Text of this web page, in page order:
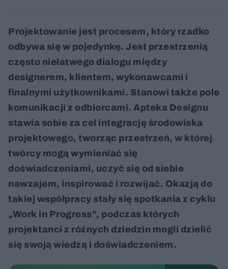
Projektowanie jest procesem, który rzadko
odbywa się w pojedynkę. Jest przestrzenią
często niełatwego dialogu między
designerem, klientem, wykonawcami i
finalnymi użytkownikami. Stanowi także pole
komunikacji z odbiorcami. Apteka Designu
stawia sobie za cel integrację środowiska
projektowego, tworząc przestrzeń, w której
twórcy mogą wymieniać się
doświadczeniami, uczyć się od siebie
nawzajem, inspirować i rozwijać. Okazją do
takiej współpracy stały się spotkania z cyklu
„Work in Progress”, podczas których
projektanci z różnych dziedzin mogli dzielić
się swoją wiedzą i doświadczeniem.